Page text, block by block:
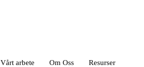
Vårt arbete Om Oss Resurser